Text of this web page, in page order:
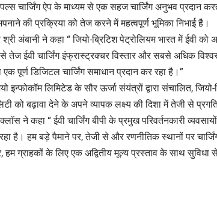
चार्जिंग ऐप के माध्यम से एक सहज चार्जिंग अनुभव प्रदान
की प्रक्रिया को तेज करने में महत्वपूर्ण भूमिका निभाई है।
अंबानी ने कहा “ जियो-ब्रिटिश पेट्रोलियम भारत में ईवी
तेज ईवी चार्जिंग इंफ्रास्ट्रक्चर विस्तार और सबसे अधिक
एक पूर्ण डिजिटल चार्जिंग समाधान प्रदान कर रहा है।”
इन्फोकॉम लिमिटेड के सौर ऊर्जा संयंत्रों द्वारा संचालित,
को बढ़ावा देने के अपने व्यापक लक्ष्य की दिशा में तेजी से
ने कहा “ ईवी चार्जिंग बीपी के प्रमुख परिवर्तनकारी
है। हम बड़े पैमाने पर, तेजी से और रणनीतिक स्थानों पर
हम ग्राहकों के लिए एक अद्वितीय मूल्य प्रस्ताव के साथ सुविधा